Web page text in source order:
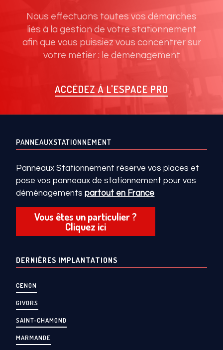
Nous effectuons toutes vos démarches
liés à la gestion de votre stationnement
afin que vous puissiez vous concentrer sur
votre métier : le déménagement
ACCÉDEZ À L'ESPACE PRO
PANNEAUXSTATIONNEMENT
Panneaux Stationnement réserve vos places et
pose vos panneaux de stationnement pour vos
déménagementspartout en France
Vous êtes un particulier ?
Cliquez ici
DERNIÈRES IMPLANTATIONS
CENON
GIVORS
SAINT-CHAMOND
MARMANDE